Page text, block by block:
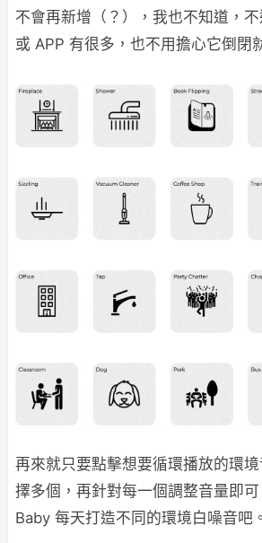
不會再新增（？），我也不知道，
或 APP 有很多，也不用擔心它倒閉
再來就只要點擊想要循環播放的環
擇多個，再針對每一個調整音量即
Baby 每天打造不同的環境白噪音吧